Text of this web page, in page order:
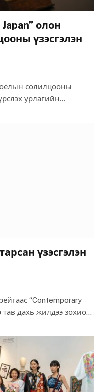
олон
үзэсгэлэн
солилцооны
урлагийн
үзэсгэлэн
“Contemporary
тав дахь жилдээ зохион